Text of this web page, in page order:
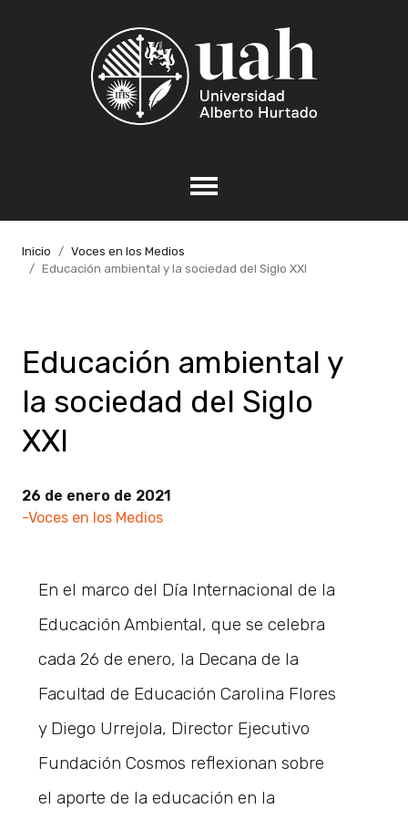
Inicio
Voces en los Medios
Educación ambiental y la sociedad del Siglo XXI
Educación ambiental y
la sociedad del Siglo
XXI
26 de enero de 2021
-Voces en los Medios
En el marco del Día Internacional de la
Educación Ambiental, que se celebra
cada 26 de enero, la Decana de la
Facultad de Educación Carolina Flores
y Diego Urrejola, Director Ejecutivo
Fundación Cosmos reflexionan sobre
el aporte de la educación en la